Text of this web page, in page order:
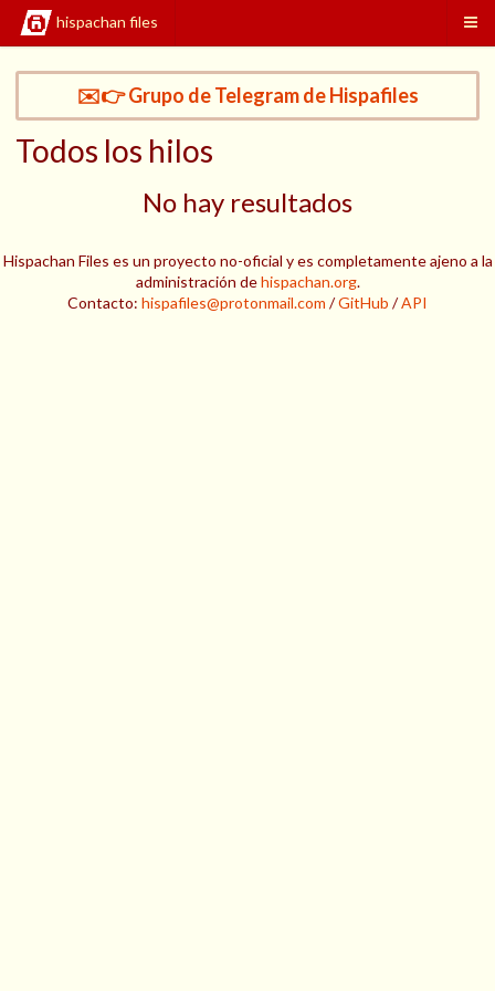
hispachan files
✉️👉 Grupo de Telegram de Hispafiles
Todos los hilos
No hay resultados
Hispachan Files es un proyecto no-oficial y es completamente ajeno a la
administración dehispachan.org.
Contacto: hispafiles@protonmail.com /GitHub /API